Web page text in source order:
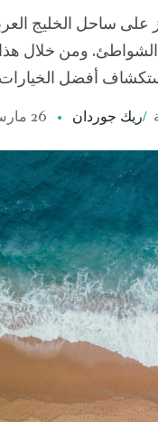
على ساحل الخليج
ومن خلال هذا
أفضل الخيارات
/ريك جوردان 26 مارس 26